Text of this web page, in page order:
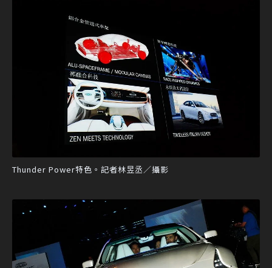
Thunder Power特色。記者林昱丞／攝影